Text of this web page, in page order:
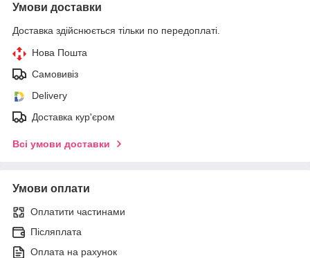
Умови доставки
Доставка здійснюється тільки по передоплаті.
Нова Пошта
Самовивіз
Delivery
Доставка кур'єром
Всі умови доставки
Умови оплати
Оплатити частинами
Післяплата
Оплата на рахунок